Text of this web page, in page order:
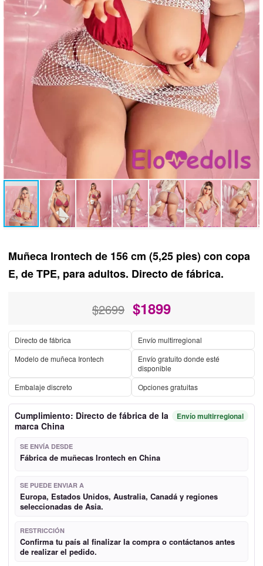
Muñeca Irontech de 156 cm (5,25 pies) con copa
E, de TPE, para adultos. Directo de fábrica.
$2699 $1899
Directo de fábrica
Envío multirregional
Modelo de muñeca Irontech
Envío gratuito donde esté
disponible
Embalaje discreto
Opciones gratuitas
Cumplimiento: Directo de fábrica de la
marca China
Envío multirregional
SE ENVÍA DESDE
Fábrica de muñecas Irontech en China
SE PUEDE ENVIAR A
Europa, Estados Unidos, Australia, Canadá y regiones
seleccionadas de Asia.
RESTRICCIÓN
Confirma tu país al finalizar la compra o contáctanos antes
de realizar el pedido.